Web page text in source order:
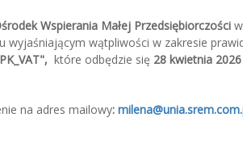
Wspierania Małej Przedsiębiorczości
wyjaśniającym wątpliwości w zakresie
które odbędzie się 28 kwietnia
na adres mailowy: